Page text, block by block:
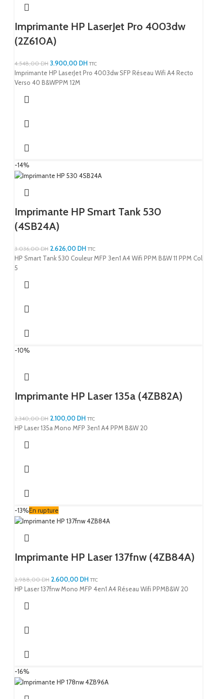
Imprimante HP LaserJet Pro 4003dw
(2Z610A)
4.548,00DH 3.900,00DH TTC
Imprimante HP LaserJet Pro 4003dw SFP Réseau Wifi A4 Recto
Verso 40 B&WPPM 12M
-14%
Imprimante HP Smart Tank 530
(4SB24A)
3.036,00DH 2.626,00DH TTC
HP Smart Tank 530 Couleur MFP 3en1 A4 Wifi PPM B&W 11 PPM Col
5
-10%
Imprimante HP Laser 135a (4ZB82A)
2.340,00DH 2.100,00DH TTC
HP Laser 135a Mono MFP 3en1 A4 PPM B&W 20
-13%En rupture
Imprimante HP Laser 137fnw (4ZB84A)
2.988,00DH 2.600,00DH TTC
HP Laser 137fnw Mono MFP 4en1 A4 Réseau Wifi PPMB&W 20
-16%